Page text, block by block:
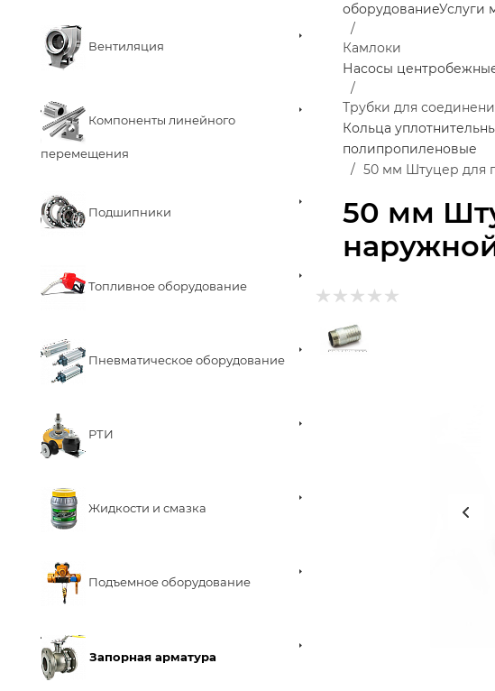
Вентиляция
Компоненты линейного
перемещения
Подшипники
Топливное оборудование
Пневматическое оборудование
РТИ
Жидкости и смазка
Подъемное оборудование
Запорная арматура
50 мм
оборудованиеУслуги
Камлоки
Насосы
Трубки для
Кольца
полипропиленовые
50 мм Штуцер для